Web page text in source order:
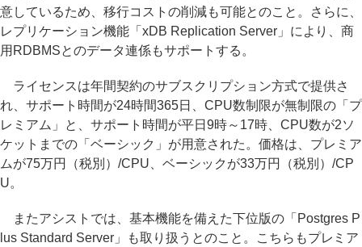
意しているため、移行コストの削減も可能とのこと。さらに、
レプリケーション機能「xDB Replication Server」により、商
用RDBMSとのデータ連係もサポートする。
ライセンスは年間契約のサブスクリプション方式で提供さ
れ、サポート時間が24時間365日、CPU数制限が無制限の「プ
レミアム」と、サポート時間が平日9時～17時、CPU数が2ソ
ケットまでの「ベーシック」が用意された。価格は、プレミア
ムが75万円（税別）/CPU、ベーシックが33万円（税別）/CP
U。
またアシストでは、基本機能を備えた下位版の「Postgres P
lus Standard Server」も取り扱うとのこと。こちらもプレミア